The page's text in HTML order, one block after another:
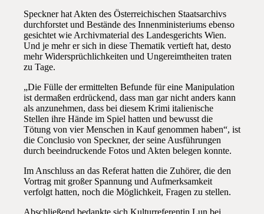
Speckner hat Akten des Österreichischen Staatsarchivs
durchforstet und Bestände des Innenministeriums ebenso
gesichtet wie Archivmaterial des Landesgerichts Wien.
Und je mehr er sich in diese Thematik vertieft hat, desto
mehr Widersprüchlichkeiten und Ungereimtheiten traten
zu Tage.
„Die Fülle der ermittelten Befunde für eine Manipulation
ist dermaßen erdrückend, dass man gar nicht anders kann
als anzunehmen, dass bei diesem Krimi italienische
Stellen ihre Hände im Spiel hatten und bewusst die
Tötung von vier Menschen in Kauf genommen haben“, ist
die Conclusio von Speckner, der seine Ausführungen
durch beeindruckende Fotos und Akten belegen konnte.
Im Anschluss an das Referat hatten die Zuhörer, die den
Vortrag mit großer Spannung und Aufmerksamkeit
verfolgt hatten, noch die Möglichkeit, Fragen zu stellen.